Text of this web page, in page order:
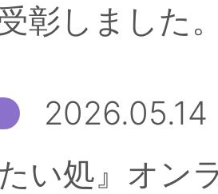
彰しました
2026.05.14
たい処』オ